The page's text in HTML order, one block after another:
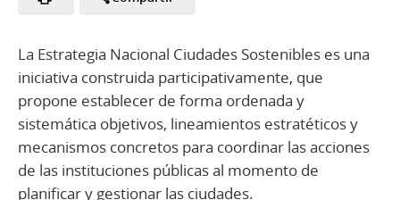
La Estrategia Nacional Ciudades Sostenibles es una
iniciativa construida participativamente, que
propone establecer de forma ordenada y
sistemática objetivos, lineamientos estratéticos y
mecanismos concretos para coordinar las acciones
de las instituciones públicas al momento de
planificar y gestionar las ciudades.